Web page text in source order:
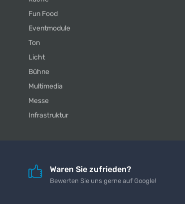
Fun Food
Eventmodule
Ton
Licht
Bühne
Multimedia
Messe
Infrastruktur
Waren Sie zufrieden?
Bewerten Sie uns gerne auf Google!